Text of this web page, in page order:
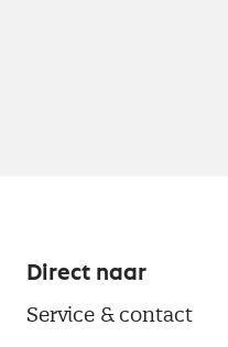
Direct naar
Service & contact